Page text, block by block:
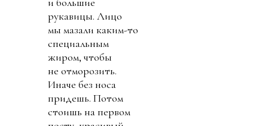
рукавицы. Лицо
мы мазали каким-то
специальным
жиром, чтобы
не отморозить.
Иначе без носа
придешь. Потом
стоишь на первом